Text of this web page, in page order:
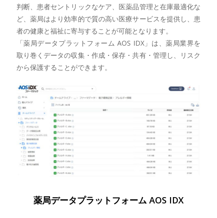
判断、患者セントリックなケア、医薬品管理と在庫最適化な
ど、薬局はより効率的で質の高い医療サービスを提供し、患
者の健康と福祉に寄与することが可能となります。
「薬局データプラットフォーム AOS IDX」は、薬局業界を
取り巻くデータの収集・作成・保存・共有・管理し、リスク
から保護することができます。
薬局データプラットフォーム AOS IDX